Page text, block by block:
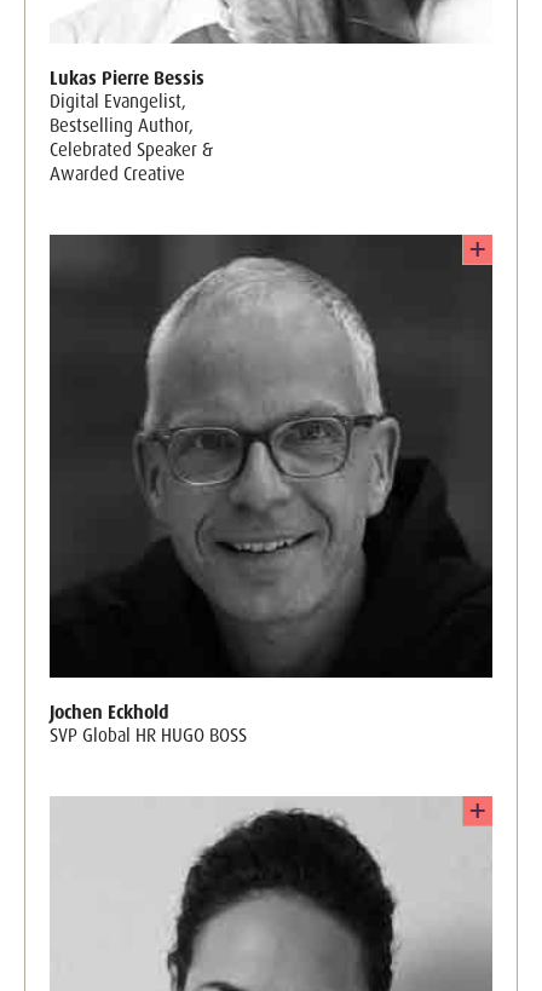
Lukas Pierre Bessis
Digital Evangelist,
Bestselling Author,
Celebrated Speaker &
Awarded Creative
Jochen Eckhold
SVP Global HR HUGO BOSS